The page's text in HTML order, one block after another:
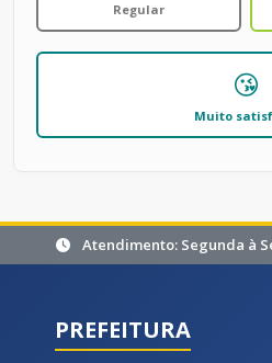
Regular
😘
Muito
Atendimento: Segunda à
PREFEITURA